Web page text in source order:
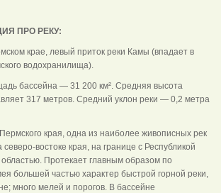
ПРО РЕКУ:
крае, левый приток реки Камы (впадает в
водохранилища).
бассейна — 31 200 км². Средняя высота
317 метров. Средний уклон реки — 0,2 метра
края, одна из наиболее живописных рек
востоке края, на границе с Республикой
Протекает главным образом по
большей частью характер быстрой горной реки,
много мелей и порогов. В бассейне